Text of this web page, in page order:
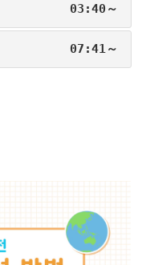
03:40～
07:41～